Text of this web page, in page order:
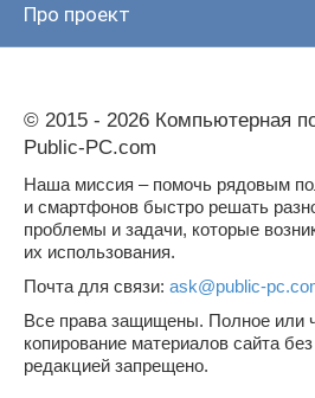
Про проект
© 2015 - 2026 Компьютерная
Public-PC.com
Наша миссия – помочь рядовым
и смартфонов быстро решать
проблемы и задачи, которые
их использования.
Почта для связи: ask@public-
Все права защищены. Полное или
копирование материалов сайта
редакцией запрещено.